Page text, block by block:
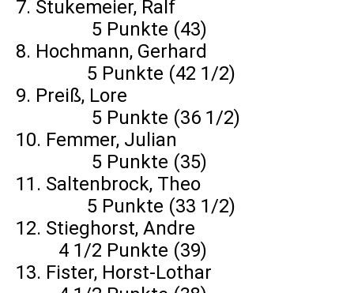
7. Stukemeier, Ralf
5 Punkte (43)
8. Hochmann, Gerhard
5 Punkte (42 1/2)
9. Preiß, Lore
5 Punkte (36 1/2)
10. Femmer, Julian
5 Punkte (35)
11. Saltenbrock, Theo
5 Punkte (33 1/2)
12. Stieghorst, Andre
4 1/2 Punkte (39)
13. Fister, Horst-Lothar